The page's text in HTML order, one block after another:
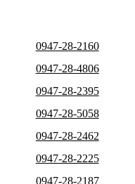
0947-28-2160
0947-28-4806
0947-28-2395
0947-28-5058
0947-28-2462
0947-28-2225
0947-28-2187